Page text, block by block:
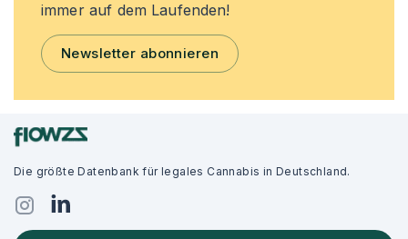
immer auf dem Laufenden!
Newsletter abonnieren
Die größte Datenbank für legales Cannabis in Deutschland.